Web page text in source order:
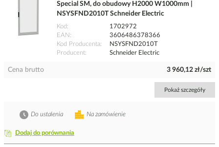
Special SM, do obudowy H2000 W1000mm |
NSYSFND2010T Schneider Electric
Kod
1702972
EAN
3606486378366
Kod Producenta
NSYSFND2010T
Producent
Schneider Electric
Cena brutto 3 960,12 zł/szt
Pokaż szczegóły
Dodaj do porównania
Na zamówienie
Do ustalenia